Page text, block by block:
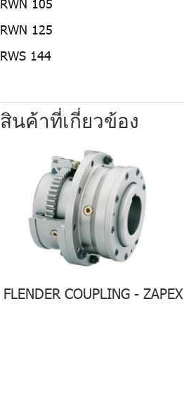
RWN 125
RWS 144
สินค้าที่เกี่ยวข้อง
FLENDER COUPLING - ZAPEX